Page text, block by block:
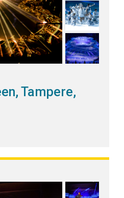
Tampere,